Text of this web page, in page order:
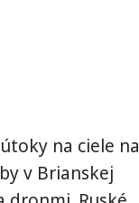
na ciele na
v Brianskej